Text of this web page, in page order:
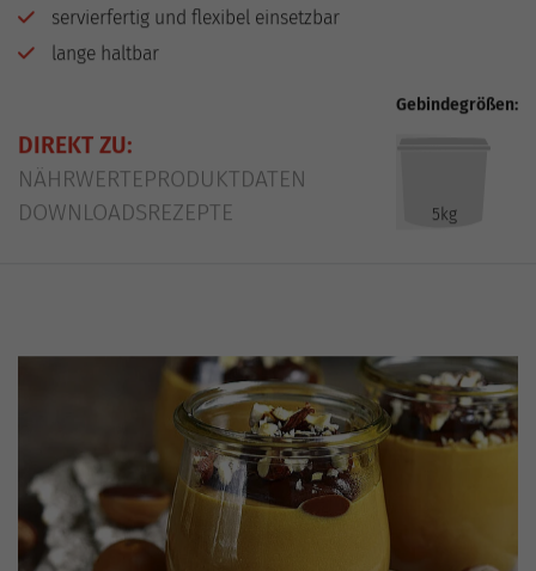
servierfertig und flexibel einsetzbar
lange haltbar
DIREKT ZU:
NÄHRWERTEPRODUKTDATEN
DOWNLOADSREZEPTE
Gebindegrößen:
5kg